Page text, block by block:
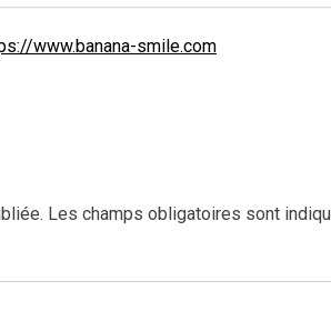
www.banana-smile.com
Les champs obligatoires sont